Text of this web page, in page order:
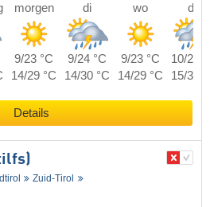
morgen di wo do
9/23 °C 9/24 °C 9/23 °C
10/24
14/29 °C 14/30 °C 14/29 °C 15/30
Details
Zuid-Tirol